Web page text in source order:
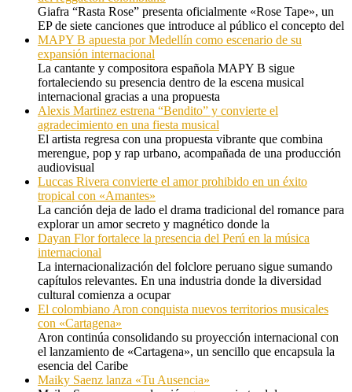
Giafra “Rasta Rose” presenta oficialmente «Rose Tape», un
EP de siete canciones que introduce al público el concepto del
MAPY B apuesta por Medellín como escenario de su
expansión internacional
La cantante y compositora española MAPY B sigue
fortaleciendo su presencia dentro de la escena musical
internacional gracias a una propuesta
Alexis Martinez estrena “Bendito” y convierte el
agradecimiento en una fiesta musical
El artista regresa con una propuesta vibrante que combina
merengue, pop y rap urbano, acompañada de una producción
audiovisual
Luccas Rivera convierte el amor prohibido en un éxito
tropical con «Amantes»
La canción deja de lado el drama tradicional del romance para
explorar un amor secreto y magnético donde la
Dayan Flor fortalece la presencia del Perú en la música
internacional
La internacionalización del folclore peruano sigue sumando
capítulos relevantes. En una industria donde la diversidad
cultural comienza a ocupar
El colombiano Aron conquista nuevos territorios musicales
con «Cartagena»
Aron continúa consolidando su proyección internacional con
el lanzamiento de «Cartagena», un sencillo que encapsula la
esencia del Caribe
Maiky Saenz lanza «Tu Ausencia»